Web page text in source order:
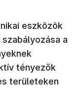
eszközök
a
tényezők
területeken